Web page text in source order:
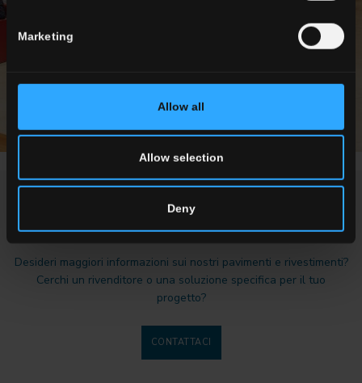
Marketing
Allow all
Allow selection
Deny
RICHIEDI INFORMAZIONI
Desideri maggiori informazioni sui nostri pavimenti e rivestimenti?
Cerchi un rivenditore o una soluzione specifica per il tuo
progetto?
CONTATTACI